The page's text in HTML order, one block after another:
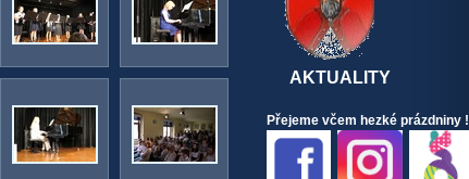
AKTUALITY
Přejeme včem hezké prázdniny !